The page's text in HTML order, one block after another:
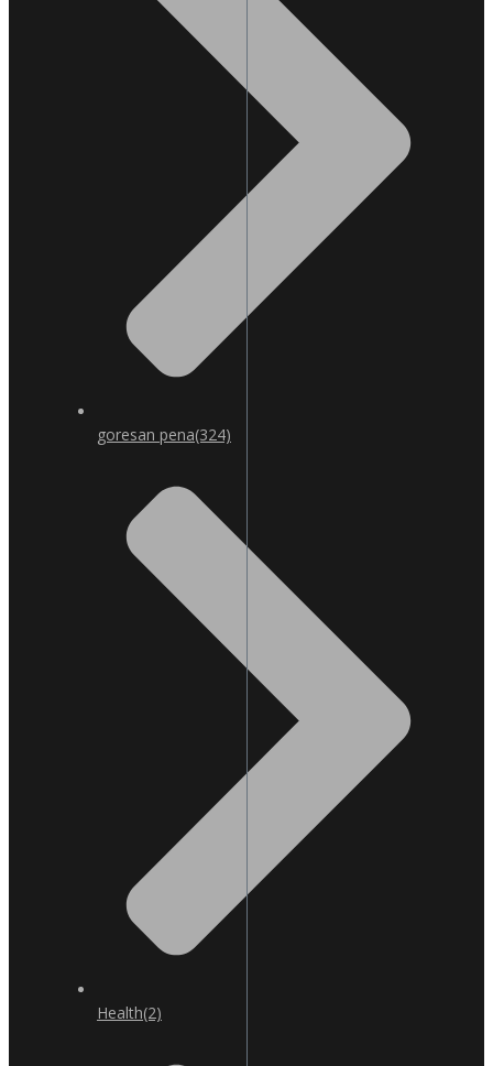
goresan pena(324)
Health(2)